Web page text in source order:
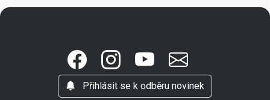
Přihlásit se k odběru novinek